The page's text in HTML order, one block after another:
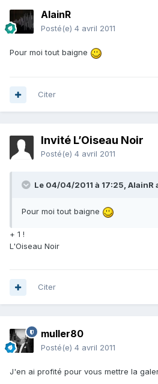
AlainR
Posté(e) 4 avril 2011
Pour moi tout baigne
Citer
Invité L’Oiseau Noir
Posté(e) 4 avril 2011
Le 04/04/2011 à 17:25, AlainR
Pour moi tout baigne
+ 1 !
L'Oiseau Noir
Citer
muller80
Posté(e) 4 avril 2011
J'en ai profité pour vous mettre la